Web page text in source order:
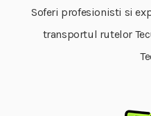
Soferi profesionisti si
transportul rutelor